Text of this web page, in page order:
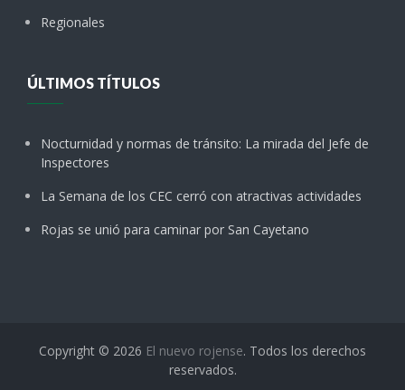
Regionales
ÚLTIMOS TÍTULOS
Nocturnidad y normas de tránsito: La mirada del Jefe de
Inspectores
La Semana de los CEC cerró con atractivas actividades
Rojas se unió para caminar por San Cayetano
Copyright © 2026 El nuevo rojense. Todos los derechos
reservados.